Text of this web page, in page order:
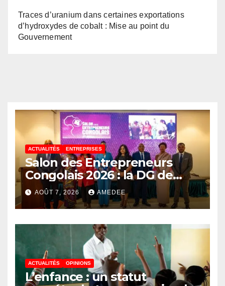
Traces d’uranium dans certaines exportations
d’hydroxydes de cobalt : Mise au point du
Gouvernement
ACTUALITÉS ENTREPRISES
Salon des Entrepreneurs
Congolais 2026 : la DG de
l’ANAPI Rachel PUNGU
mobilise les investisseurs
autour de l’ambition d’une
RDC, destination phare de
l’investissement en Afrique
AOÛT 7, 2026 AMEDEE
ACTUALITÉS OPINIONS
L’enfance : un statut